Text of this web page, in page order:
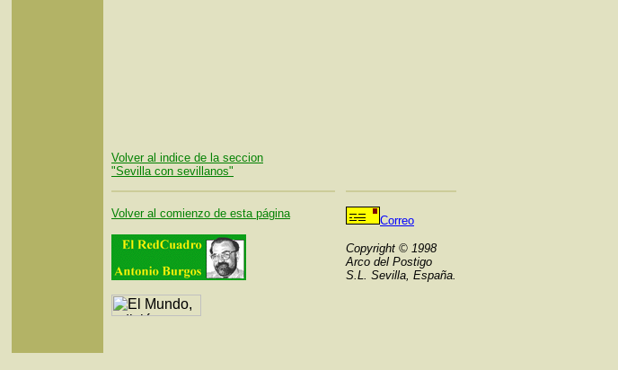
Volver al indice de la seccion
"Sevilla con sevillanos"
Volver al comienzo de esta página
Correo
Copyright © 1998
Arco del Postigo
S.L. Sevilla, España.